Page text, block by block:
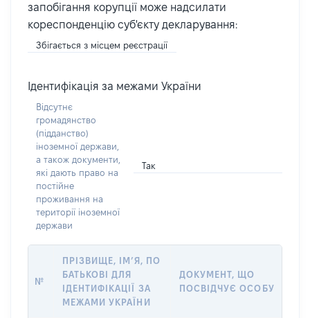
запобігання корупції може надсилати
кореспонденцію суб'єкту декларування:
Збігається з місцем реєстрації
Ідентифікація за межами України
Відсутнє
громадянство
(підданство)
іноземної держави,
а також документи,
які дають право на
постійне
проживання на
території іноземної
держави
Так
№
ПРІЗВИЩЕ, ІМ’Я, ПО
БАТЬКОВІ ДЛЯ
ІДЕНТИФІКАЦІЇ ЗА
МЕЖАМИ УКРАЇНИ
ДОКУМЕНТ, ЩО
ПОСВІДЧУЄ ОСОБУ